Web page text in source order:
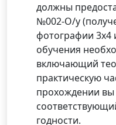
должны
№002-О/у
фотографии 3х4
обучения
включающий
практическую
прохождении вы
годности.